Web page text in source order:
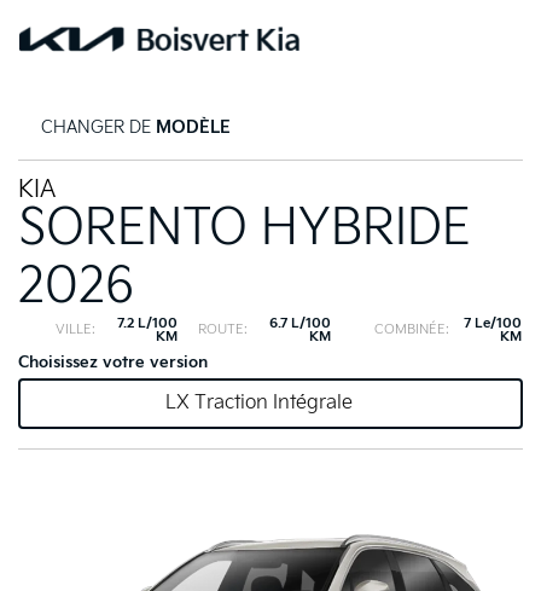
CHANGER DE MODÈLE
KIA
SORENTO HYBRIDE
2026
VILLE:
7.2 L/100
KM
ROUTE:
6.7 L/100
KM
COMBINÉE:
7 Le/100
KM
Choisissez votre version
LX Traction Intégrale